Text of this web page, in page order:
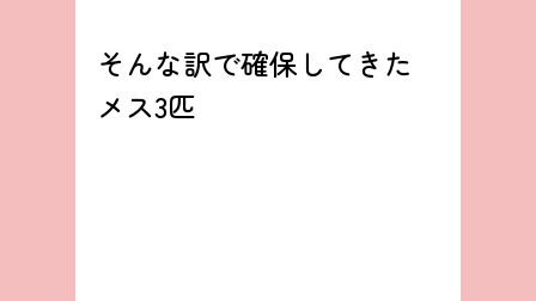
そんな訳で確保してきた
メス3匹